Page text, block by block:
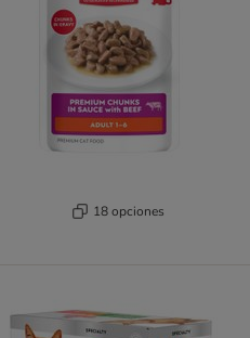
18 opciones